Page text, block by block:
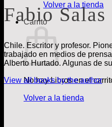
Volver a la tienda
Carrito
No hay Libros en el
Volver a la tienda
Fabio Salas
Chile. Escritor y profesor.
trabajado en medios de
Alberto Hurtado. Algunas de
View all books by the author